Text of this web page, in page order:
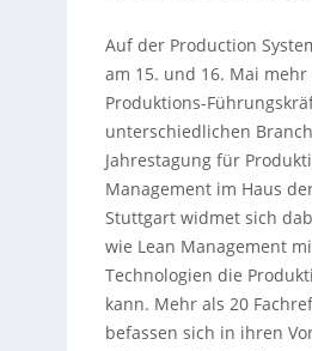
Auf der Production
am 15. und 16. Mai mehr
Produktions-
unterschiedlichen
Jahrestagung für
Management im Haus
Stuttgart widmet sich
wie Lean Management
Technologien die
kann. Mehr als 20
befassen sich in ihren